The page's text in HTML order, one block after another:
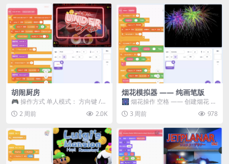
胡闹厨房
🎮 操作方式 单人模式： 方向键 /
WASD —— 移动 Z / K —— 抓...
2 周前 2.0K
烟花模拟器 —— 纯画笔版
🎆 烟花操作 空格 —— 创建烟花 1
~ 3 —— 切换烟花类型 普通烟花
嘶...3 周前 978